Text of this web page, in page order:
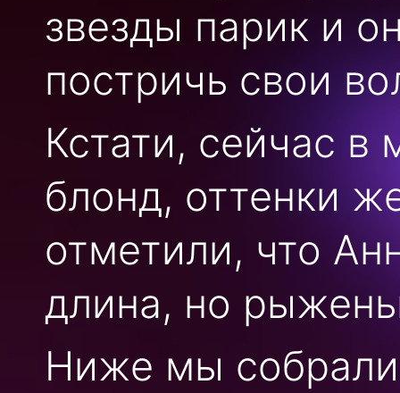
звезды парик и
постричь свои
Кстати, сейчас в
блонд, оттенки
отметили, что
длина, но
Ниже мы